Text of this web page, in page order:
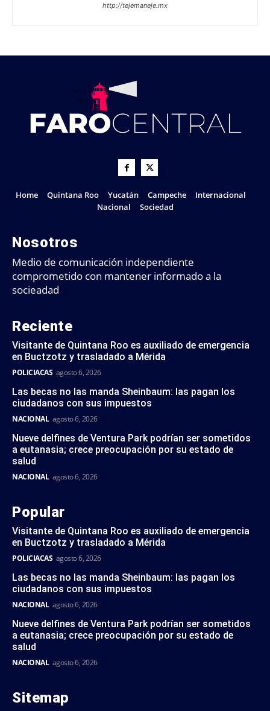
http://tejemaneje.mx
Home Quintana Roo Yucatán Campeche
Internacional
Nacional
Sociedad
Nosotros
Medio de comunicación independiente
comprometido con mantener informado a la
socieadad
Reciente
Visitante de Quintana Roo es auxiliado de emergencia
en Buctzotz y trasladado a Mérida
POLICIACAS agosto 6, 2026
Las becas no las manda Sheinbaum: las pagan los
ciudadanos con sus impuestos
NACIONAL agosto 6, 2026
Nueve delfines de Ventura Park podrían ser sometidos
a eutanasia; crece preocupación por su estado de
salud
NACIONAL agosto 6, 2026
Popular
Visitante de Quintana Roo es auxiliado de emergencia
en Buctzotz y trasladado a Mérida
POLICIACAS agosto 6, 2026
Las becas no las manda Sheinbaum: las pagan los
ciudadanos con sus impuestos
NACIONAL agosto 6, 2026
Nueve delfines de Ventura Park podrían ser sometidos
a eutanasia; crece preocupación por su estado de
salud
NACIONAL agosto 6, 2026
Sitemap